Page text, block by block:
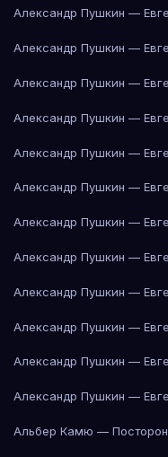
Александр Пушкин —
Александр Пушкин —
Александр Пушкин —
Александр Пушкин —
Александр Пушкин —
Александр Пушкин —
Александр Пушкин —
Александр Пушкин —
Александр Пушкин —
Александр Пушкин —
Александр Пушкин —
Александр Пушкин —
Альбер Камю —